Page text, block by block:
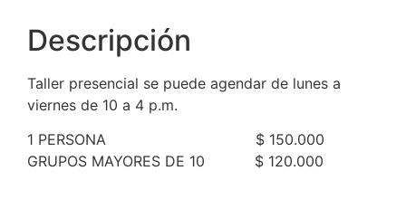
Descripción
Taller presencial se puede agendar de lunes a
viernes de 10 a 4 p.m.
1 PERSONA $ 150.000
GRUPOS MAYORES DE 10 $ 120.000